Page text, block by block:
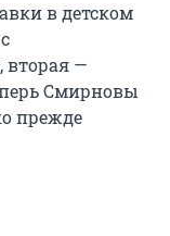
в детском
—
Смирновы
прежде